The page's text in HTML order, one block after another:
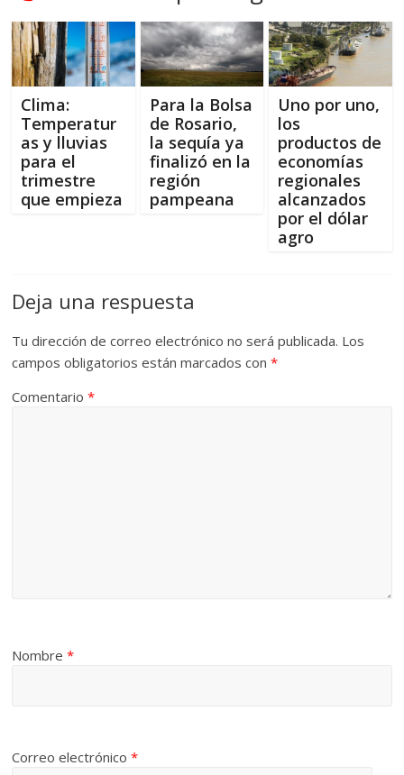
Clima:
Temperatur
as y lluvias
para el
trimestre
que empieza
Para la Bolsa
de Rosario,
la sequía ya
finalizó en la
región
pampeana
Uno por uno,
los
productos de
economías
regionales
alcanzados
por el dólar
agro
Deja una respuesta
Tu dirección de correo electrónico no será publicada. Los
campos obligatorios están marcados con*
Comentario*
Nombre*
Correo electrónico*